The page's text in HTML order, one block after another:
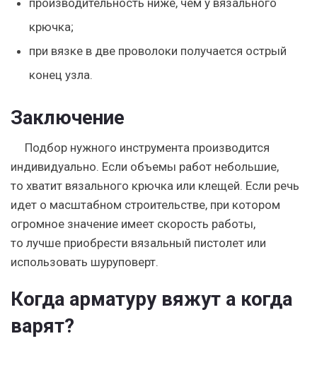
крючка;
при вязке в две проволоки получается острый
конец узла.
Заключение
Подбор нужного инструмента производится
индивидуально. Если объемы работ небольшие,
то хватит вязального крючка или клещей. Если речь
идет о масштабном строительстве, при котором
огромное значение имеет скорость работы,
то лучше приобрести вязальный пистолет или
использовать шуруповерт.
Когда арматуру вяжут а когда
варят?